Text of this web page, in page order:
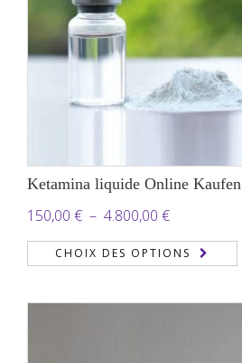
Ketamina liquide Online Kaufen
150,00 € – 4.800,00 €Plage
de
prix :
CHOIX DES OPTIONS